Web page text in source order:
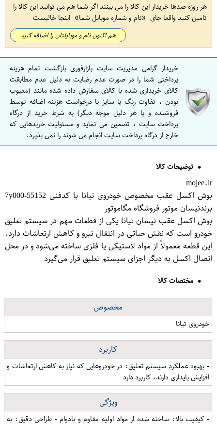
هر روزه صدها خریدار این کالا را می بینند اگر شما هم می توانید این کالا را
تامین کنید واقعا جای
نام و شماره موبایل شما اینجا خالیست
هم اکنون نام و موبایلتان را اضافه کنید
خریدار گرامی مدیریت سایت بازارفوری بازگشت تمام هزینه
پرداختی شما را در صورت عدم رضایت به دلیل عدم مطابقت
کالای خریداری شده با کالای سفارش داده شده مانند (معیوب
بودن ، تفاوت رنگ یا سایز یا درخواست هزینه اضافه توسط
فروشنده و یا هر دلیل موجه دیگر) به شرط خرید از درگاه
پرداخت سایت ، تضمین می نماید و مسئولیت خریدهایی که
خارج از درگاه پرداخت سایت انجام می شوند را نمی پذیرد.
توضیحات کالا
mojee.ir
بوش اکسل عقب مخصوص خودروی تیانا با کدفنی 55152-7y000
برندنیسان موتور فروشگاه مگاموتور
بوش اکسل عقب نیسان تیانا یکی از قطعات مهم در سیستم تعلیق
خودرو است که نقش حیاتی در انتقال نیرو و کاهش ارتعاشات دارد.
این قطعه معمولاً از مواد لاستیکی یا فلزی ساخته می‌شود و در محل
اتصال اکسل به دیگر اجزای سیستم تعلیق قرار می‌گیرد
مختصات کالا
مخصوص
خودروی تیانا
کاربرد
- بهبود عملکرد سیستم تعلیق: در خودروهایی که نیاز به کاهش ارتعاشات و
افزایش پایداری دارند، کاربرد دارد
ویژگی
- کیفیت بالا: ساخته شده از مواد اولیه مقاوم و بادوام - طراحی دقیق: به